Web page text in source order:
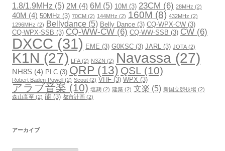
1.8/1.9MHz (5) 2M (4) 6M (5) 10M (3) 23CM (6) 28MHz (2)
40M (4) 50MHz (3) 70CM (2) 144MHz (2) 160M (8) 432MHz (2)
1296MHz (2) Bellydance (5) Belly Dance (3) CQ-WPX-CW (3)
CQ-WPX-SSB (3) CQ-WW-CW (6) CQ-WW-SSB (3) CW (6)
DXCC (31) EME (3) G0KSC (3) JARL (3) JOTA (2)
K1N (27) LFA (2) N3ZN (2) Navassa (27)
NH8S (4) PLC (3) QRP (13) QSL (10)
Robert Baden-Powell (2) Scout (2) VHF (3) WPX (3)
アラブ音楽 (10) 塩麹 (2) 建築 (2) 文楽 (5) 新国立競技場 (2)
森山高至 (2) 能 (3) 都市計画 (2)
アーカイブ